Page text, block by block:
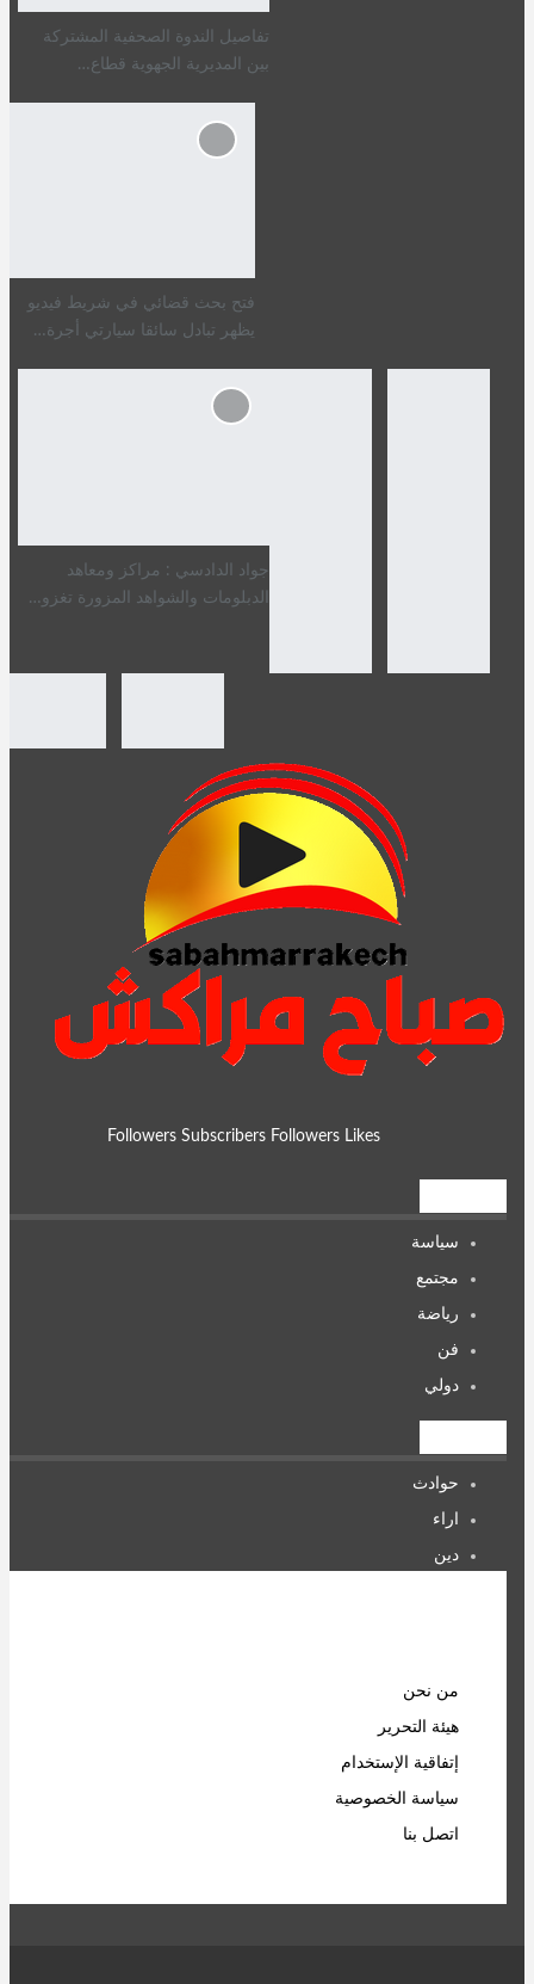
تفاصيل الندوة الصحفية المشتركة
بين المديرية الجهوية قطاع…
فتح بحث قضائي في شريط فيديو
يظهر تبادل سائقا سيارتي أجرة…
جواد الدادسي : مراكز ومعاهد
الدبلومات والشواهد المزورة تغزو…
Likes
Followers
Subscribers
Followers
سياسة
مجتمع
رياضة
فن
دولي
حوادث
اراء
دين
من نحن
هيئة التحرير
إتفاقية الإستخدام
سياسة الخصوصية
اتصل بنا